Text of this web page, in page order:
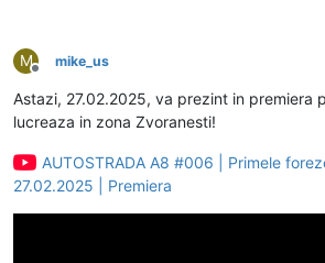
M
Deconectat
mike_us
Astazi, 27.02.2025, va prezint in premiera
lucreaza in zona Zvoranesti!
AUTOSTRADA A8 #006 | Primele
27.02.2025 | Premiera